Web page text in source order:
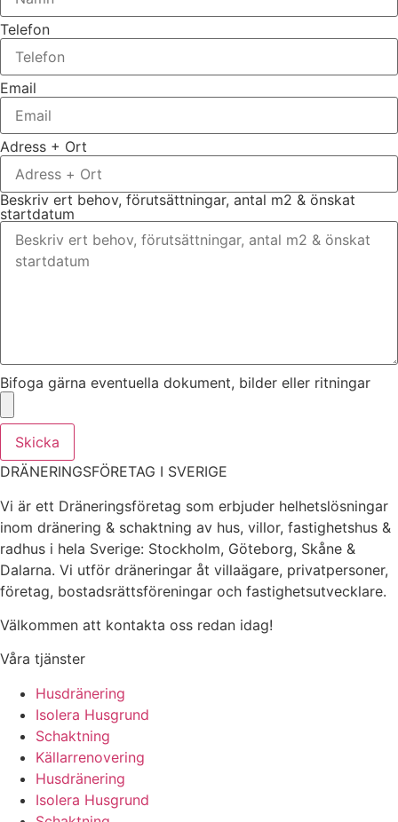
Telefon
Email
Adress + Ort
Beskriv ert behov, förutsättningar, antal m2 & önskat
startdatum
Bifoga gärna eventuella dokument, bilder eller ritningar
Skicka
DRÄNERINGSFÖRETAG I SVERIGE
Vi är ett Dräneringsföretag som erbjuder helhetslösningar
inom dränering & schaktning av hus, villor, fastighetshus &
radhus i hela Sverige: Stockholm, Göteborg, Skåne &
Dalarna. Vi utför dräneringar åt villaägare, privatpersoner,
företag, bostadsrättsföreningar och fastighetsutvecklare.
Välkommen att kontakta oss redan idag!
Våra tjänster
Husdränering
Isolera Husgrund
Schaktning
Källarrenovering
Husdränering
Isolera Husgrund